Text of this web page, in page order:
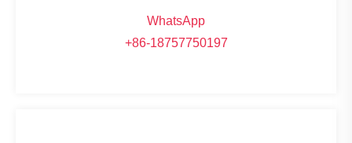
WhatsApp
+86-18757750197